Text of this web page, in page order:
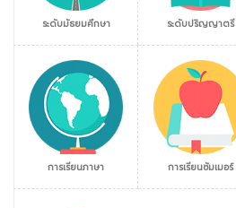
ระดับมัธยมศึกษา ระดับปริญญาตรี
การเรียนภาษา การเรียนซัมเมอร์